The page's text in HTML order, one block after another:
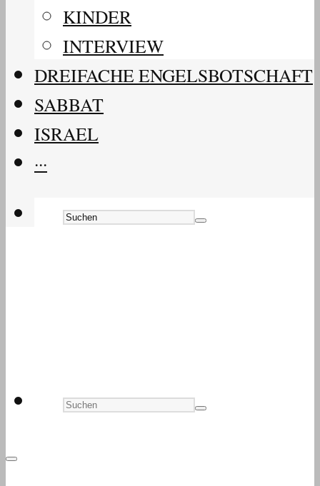
KINDER
INTERVIEW
DREIFACHE ENGELSBOTSCHAFT
SABBAT
ISRAEL
···